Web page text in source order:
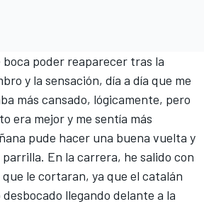
boca poder reaparecer tras la
y la sensación, día a día que me
más cansado, lógicamente, pero
era mejor y me sentía más
pude hacer una buena vuelta y
En la carrera, he salido con
le cortaran, ya que el catalán
llegando delante a la